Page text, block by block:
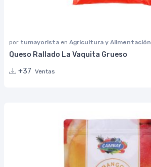
por tumayorista en Agricultura y Alimentación
Queso Rallado La Vaquita Grueso
+37 Ventas